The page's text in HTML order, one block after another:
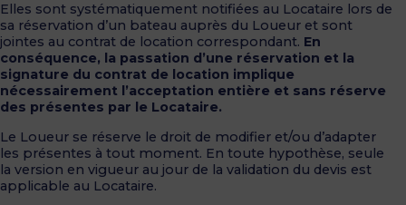
Elles sont systématiquement notifiées au Locataire lors de
sa réservation d’un bateau auprès du Loueur et sont
jointes au contrat de location correspondant. En
conséquence, la passation d’une réservation et la
signature du contrat de location implique
nécessairement l’acceptation entière et sans réserve
des présentes par le Locataire.
Le Loueur se réserve le droit de modifier et/ou d’adapter
les présentes à tout moment. En toute hypothèse, seule
la version en vigueur au jour de la validation du devis est
applicable au Locataire.